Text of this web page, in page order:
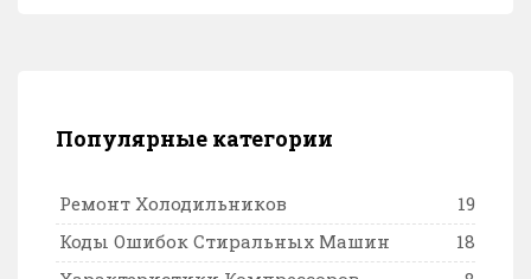
Популярные категории
Ремонт Холодильников
19
Коды Ошибок Стиральных Машин
18